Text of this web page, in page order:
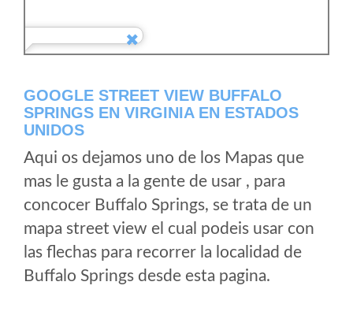
GOOGLE STREET VIEW BUFFALO
SPRINGS EN VIRGINIA EN ESTADOS
UNIDOS
Aqui os dejamos uno de los Mapas que
mas le gusta a la gente de usar , para
concocer Buffalo Springs, se trata de un
mapa street view el cual podeis usar con
las flechas para recorrer la localidad de
Buffalo Springs desde esta pagina.